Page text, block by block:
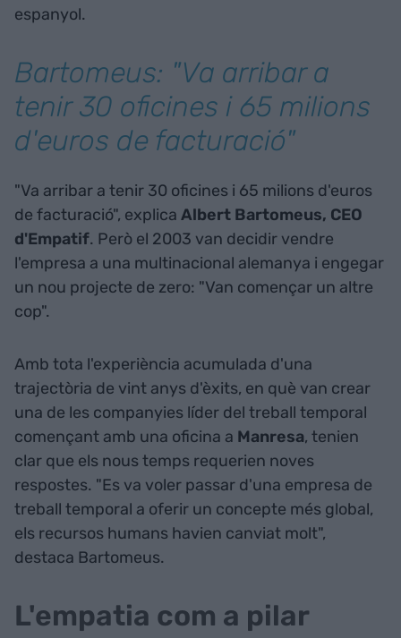
espanyol.
Bartomeus: "Va arribar a
tenir 30 oficines i 65 milions
d'euros de facturació"
"Va arribar a tenir 30 oficines i 65 milions d'euros
de facturació", explica Albert Bartomeus, CEO
d'Empatif. Però el 2003 van decidir vendre
l'empresa a una multinacional alemanya i engegar
un nou projecte de zero: "Van començar un altre
cop".
Amb tota l'experiència acumulada d'una
trajectòria de vint anys d'èxits, en què van crear
una de les companyies líder del treball temporal
començant amb una oficina a Manresa, tenien
clar que els nous temps requerien noves
respostes. "Es va voler passar d'una empresa de
treball temporal a oferir un concepte més global,
els recursos humans havien canviat molt",
destaca Bartomeus.
L'empatia com a pilar